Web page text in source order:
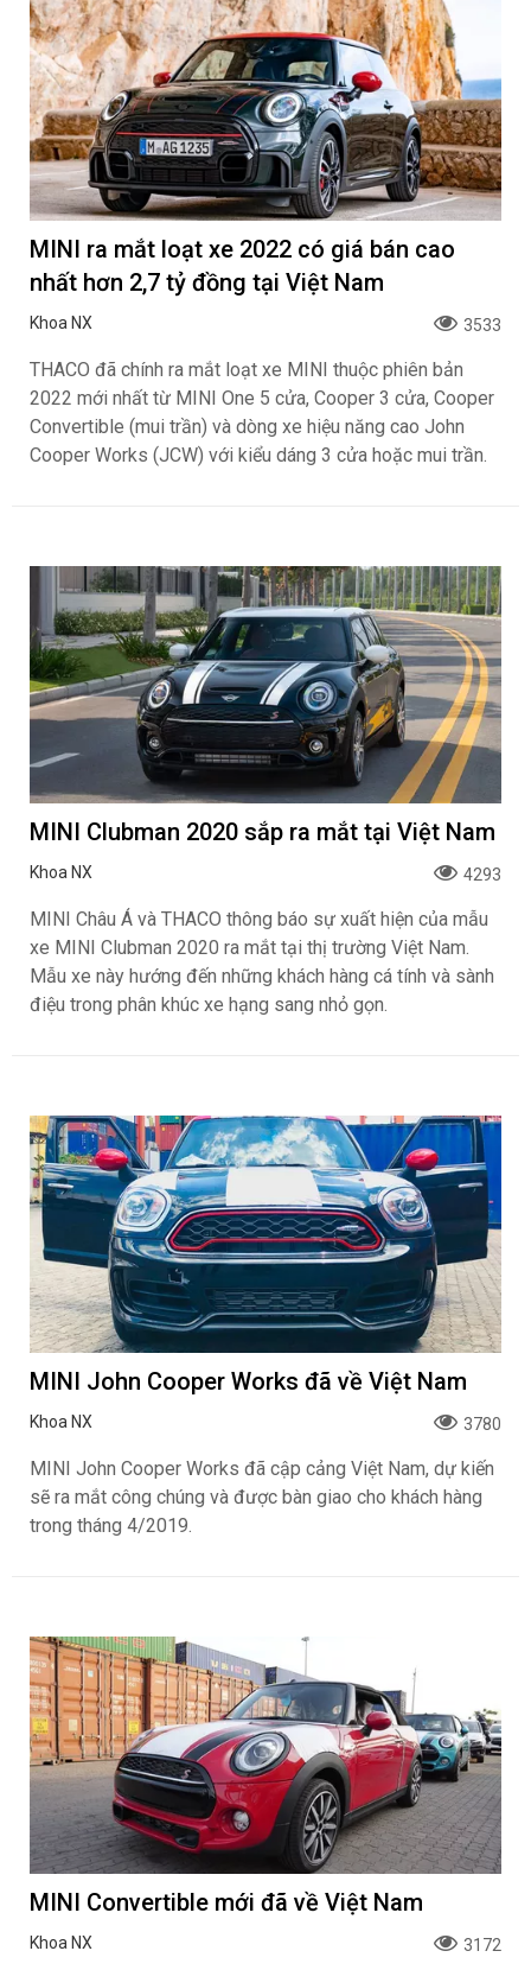
MINI ra mắt loạt xe 2022 có giá bán cao
nhất hơn 2,7 tỷ đồng tại Việt Nam
Khoa NX 3533
THACO đã chính ra mắt loạt xe MINI thuộc phiên bản
2022 mới nhất từ MINI One 5 cửa, Cooper 3 cửa, Cooper
Convertible (mui trần) và dòng xe hiệu năng cao John
Cooper Works (JCW) với kiểu dáng 3 cửa hoặc mui trần.
MINI Clubman 2020 sắp ra mắt tại Việt Nam
Khoa NX 4293
MINI Châu Á và THACO thông báo sự xuất hiện của mẫu
xe MINI Clubman 2020 ra mắt tại thị trường Việt Nam.
Mẫu xe này hướng đến những khách hàng cá tính và sành
điệu trong phân khúc xe hạng sang nhỏ gọn.
MINI John Cooper Works đã về Việt Nam
Khoa NX 3780
MINI John Cooper Works đã cập cảng Việt Nam, dự kiến
sẽ ra mắt công chúng và được bàn giao cho khách hàng
trong tháng 4/2019.
MINI Convertible mới đã về Việt Nam
Khoa NX 3172